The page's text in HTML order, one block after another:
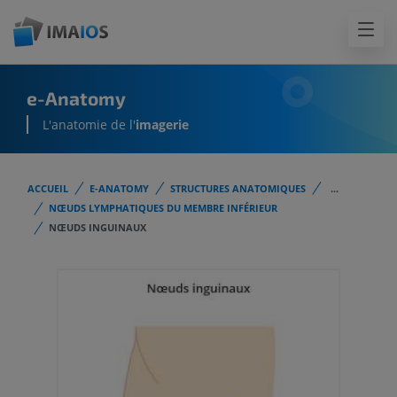
e-Anatomy
L'anatomie de l'imagerie
ACCUEIL E-ANATOMY STRUCTURES ANATOMIQUES
...
NŒUDS LYMPHATIQUES DU MEMBRE INFÉRIEUR
NŒUDS INGUINAUX